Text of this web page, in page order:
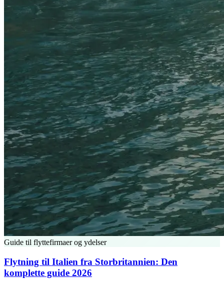
Guide til flyttefirmaer og ydelser
Flytning til Italien fra Storbritannien: Den
komplette guide 2026